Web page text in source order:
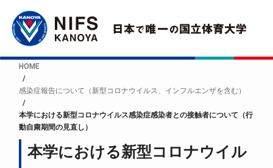
HOME
感染症報告について（新型コロナウイルス、インフルエンザを含む）
本学における新型コロナウイルス感染症感染者との接触者について（行
動自粛期間の見直し）
本学における新型コロナウイル